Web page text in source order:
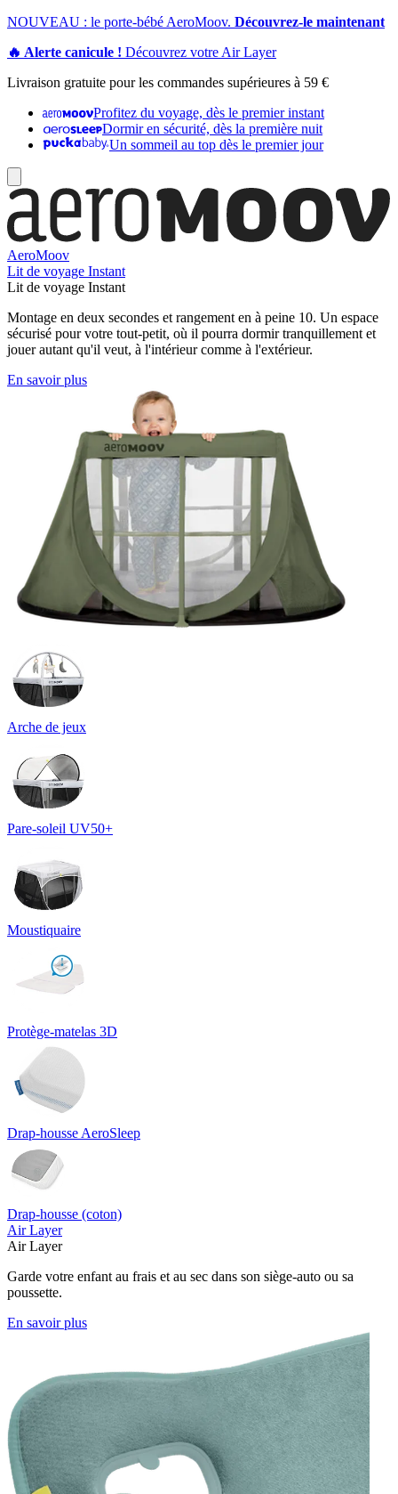
NOUVEAU : le porte-bébé AeroMoov. Découvrez-le maintenant
🔥 Alerte canicule ! Découvrez votre Air Layer
Livraison gratuite pour les commandes supérieures à 59 €
Profitez du voyage, dès le premier instant
Dormir en sécurité, dès la première nuit
Un sommeil au top dès le premier jour
AeroMoov
Lit de voyage Instant
Lit de voyage Instant
Montage en deux secondes et rangement en à peine 10. Un espace
sécurisé pour votre tout-petit, où il pourra dormir tranquillement et
jouer autant qu'il veut, à l'intérieur comme à l'extérieur.
En savoir plus
Arche de jeux
Pare-soleil UV50+
Moustiquaire
Protège-matelas 3D
Drap-housse AeroSleep
Drap-housse (coton)
Air Layer
Air Layer
Garde votre enfant au frais et au sec dans son siège-auto ou sa
poussette.
En savoir plus